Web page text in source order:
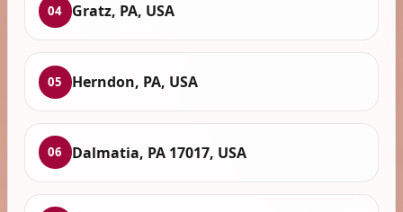
04 Gratz, PA, USA
05 Herndon, PA, USA
06 Dalmatia, PA 17017, USA